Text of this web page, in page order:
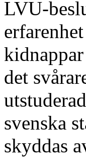
LVU-
det
svenska
skyddas